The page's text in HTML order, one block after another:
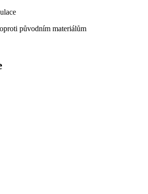
původním materiálům